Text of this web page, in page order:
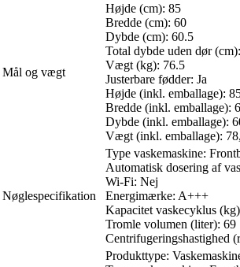
Mål og vægt
Højde (cm): 85
Bredde (cm): 60
Dybde (cm): 60.5
Total dybde uden dør
Vægt (kg): 76.5
Justerbare fødder: Ja
Højde (inkl. emballage):
Bredde (inkl. emballage):
Dybde (inkl. emballage):
Vægt (inkl. emballage):
Nøglespecifikation
Type vaskemaskine:
Automatisk dosering af
Wi-Fi: Nej
Energimærke: A+++
Kapacitet vaskecyklus
Tromle volumen (liter): 69
Centrifugeringshastighed
Produkttype: